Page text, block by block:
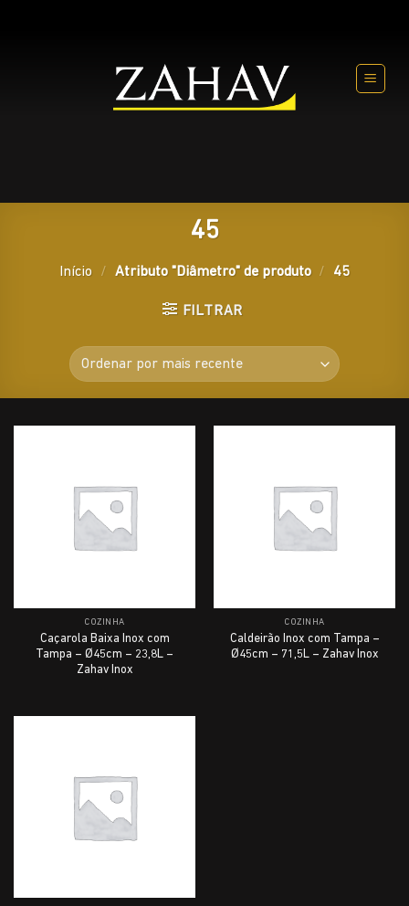
45
Início / Atributo "Diâmetro" de produto / 45
FILTRAR
COZINHA
Caçarola Baixa Inox com
Tampa – Ø45cm – 23,8L –
Zahav Inox
COZINHA
Caldeirão Inox com Tampa –
Ø45cm – 71,5L – Zahav Inox